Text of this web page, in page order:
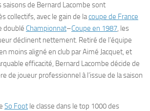
saisons de Bernard Lacombe sont
collectifs, avec le gain de lacoupe de France
doublé Championnat–Coupe en 1987, les
déclinent nettement. Retiré de l’équipe
moins aligné en club par Aimé Jacquet, et
efficacité, Bernard Lacombe décide de
de joueur professionnel à l’issue de la saison
So Foot le classe dans le top 1000 des